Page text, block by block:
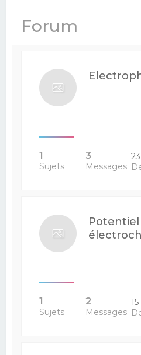
Forum
1
Sujets
3
Messages
Potentiel
1
Sujets
2
Messages